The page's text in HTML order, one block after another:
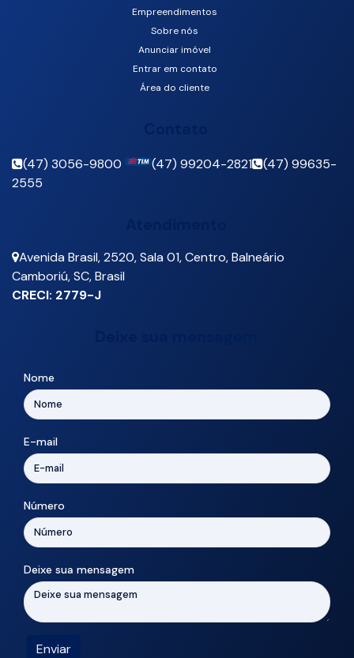
Empreendimentos
Sobre nós
Anunciar imóvel
Entrar em contato
Área do cliente
(47) 3056-9800 (47) 99204-2821
(47) 99635-
2555
Avenida Brasil,2520,Sala 01,Centro,Balneário
Camboriú,SC,Brasil
CRECI: 2779-J
Nome
E-mail
Número
Deixe sua mensagem